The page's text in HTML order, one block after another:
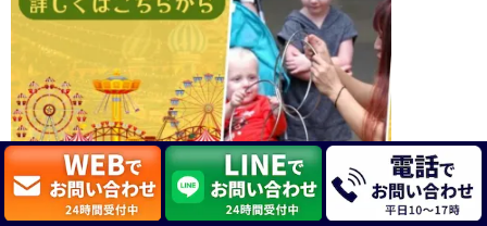
幼稚園・保育園でのマジックショーから学校公演・学園
祭・企業セミナーまで教育現場で開催する芸術鑑賞会や学